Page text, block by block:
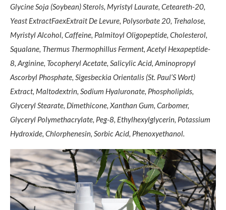
Glycine Soja (Soybean) Sterols, Myristyl Laurate, Ceteareth-20,
Yeast ExtractFaexExtrait De Levure, Polysorbate 20, Trehalose,
Myristyl Alcohol, Caffeine, Palmitoyl Oligopeptide, Cholesterol,
Squalane, Thermus Thermophillus Ferment, Acetyl Hexapeptide-
8, Arginine, Tocopheryl Acetate, Salicylic Acid, Aminopropyl
Ascorbyl Phosphate, Sigesbeckia Orientalis (St. Paul’S Wort)
Extract, Maltodextrin, Sodium Hyaluronate, Phospholipids,
Glyceryl Stearate, Dimethicone, Xanthan Gum, Carbomer,
Glyceryl Polymethacrylate, Peg-8, Ethylhexylglycerin, Potassium
Hydroxide, Chlorphenesin, Sorbic Acid, Phenoxyethanol.